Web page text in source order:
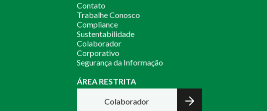
Contato
Trabalhe Conosco
Compliance
Sustentabilidade
Colaborador
Corporativo
Segurança da Informação
ÁREA RESTRITA
Colaborador